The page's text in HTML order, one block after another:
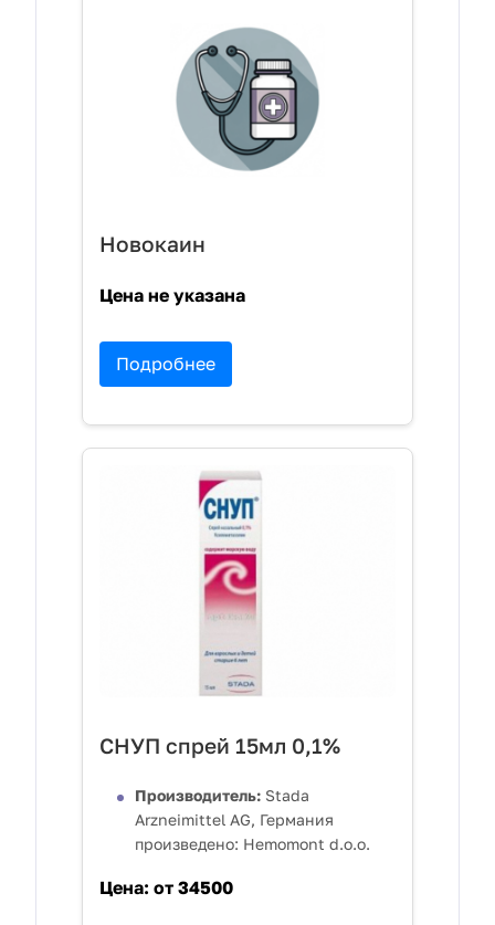
Новокаин
Цена не указана
Подробнее
СНУП спрей 15мл 0,1%
Производитель: Stada
Arzneimittel AG, Германия
произведено: Hemomont d.o.o.
Цена: от 34500